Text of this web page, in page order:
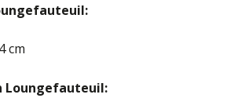
cm
Loungefauteuil: